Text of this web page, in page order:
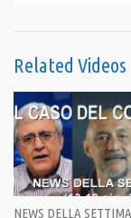
stata arrestata il 2
rimasta nascosta, tra
i suoi amici. È quindi a
gli Stati Uniti e la
1. 5G: ecco i
Furlan
Related Videos